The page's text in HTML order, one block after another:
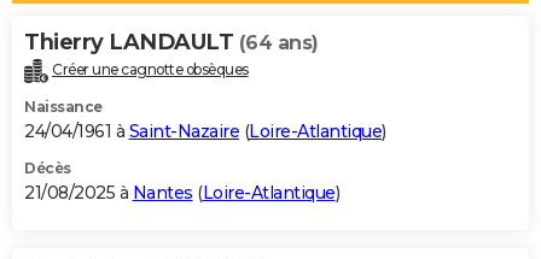
Alimentation
Guide de la santé
Maladies
Médicaments
Sommeil
VOYAGE
Destinations
City break
Voyage nature
Voyage de noces
Forum
Climat
+PHOTO
GUIDES D'ACHAT
BONS PLANS
Thierry LANDAULT (64 ans)
Créer une cagnotte obsèques
Naissance
24/04/1961 à Saint-Nazaire (Loire-Atlantique)
Décès
21/08/2025 à Nantes (Loire-Atlantique)